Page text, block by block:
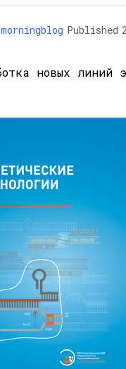
morningblog Published